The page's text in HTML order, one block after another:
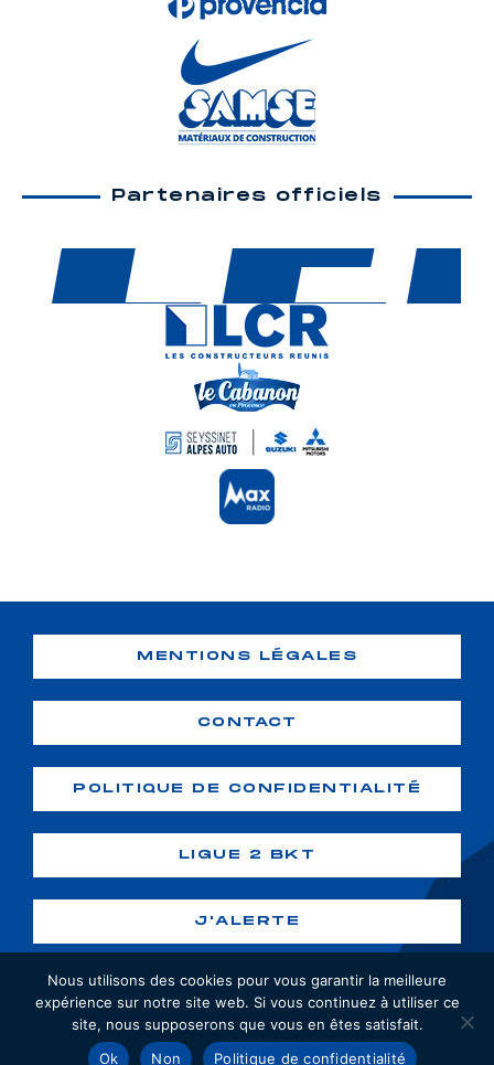
Partenaires officiels
MENTIONS LÉGALES
CONTACT
POLITIQUE DE CONFIDENTIALITÉ
LIGUE 2 BKT
J'ALERTE
Copyright ©2026 GF38. Tous droits
Nous utilisons des cookies pour vous garantir la meilleure
expérience sur notre site web. Si vous continuez à utiliser ce
site, nous supposerons que vous en êtes satisfait.
Ok
Non Politique de confidentialité